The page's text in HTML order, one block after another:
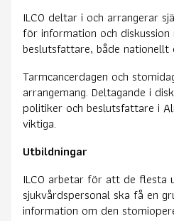
ILCO deltar i och arrangerar
för information och
beslutsfattare, både nationellt
Tarmcancerdagen och
arrangemang. Deltagande i
politiker och beslutsfattare i
viktiga.
Utbildningar
ILCO arbetar för att de flesta
sjukvårdspersonal ska få en
information om den